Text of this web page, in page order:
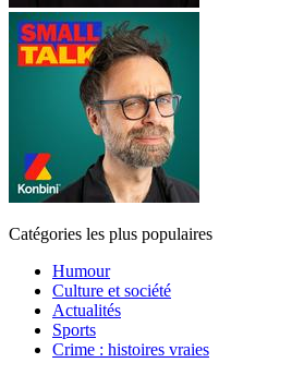
Catégories les plus populaires
Humour
Culture et société
Actualités
Sports
Crime : histoires vraies